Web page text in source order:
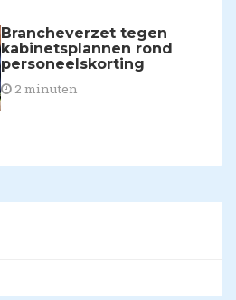
Brancheverzet tegen
kabinetsplannen rond
personeelskorting
2 minuten